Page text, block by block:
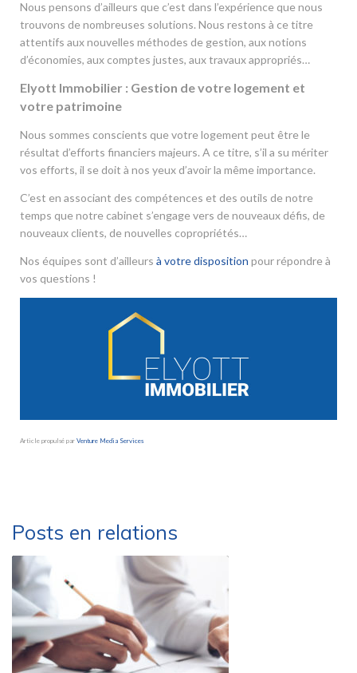
Nous pensons d’ailleurs que c’est dans l’expérience que nous
trouvons de nombreuses solutions. Nous restons à ce titre
attentifs aux nouvelles méthodes de gestion, aux notions
d’économies, aux comptes justes, aux travaux appropriés…
Elyott Immobilier : Gestion de votre logement et
votre patrimoine
Nous sommes conscients que votre logement peut être le
résultat d’efforts financiers majeurs. A ce titre, s’il a su mériter
vos efforts, il se doit à nos yeux d’avoir la même importance.
C’est en associant des compétences et des outils de notre
temps que notre cabinet s’engage vers de nouveaux défis, de
nouveaux clients, de nouvelles copropriétés…
Nos équipes sont d’ailleurs à votre disposition pour répondre à
vos questions !
Article propulsé par Venture Media Services
Posts en relations